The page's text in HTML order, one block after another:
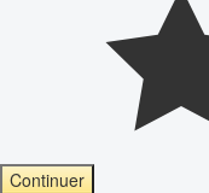
Continuer